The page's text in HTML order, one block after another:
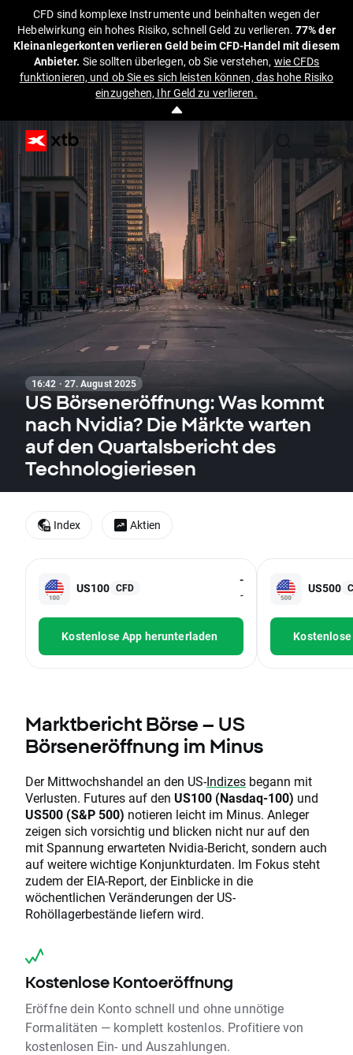
CFD sind komplexe Instrumente und beinhalten wegen der
Hebelwirkung ein hohes Risiko, schnell Geld zu verlieren.77% der
Kleinanlegerkonten verlieren Geld beim CFD-Handel mit diesem
Anbieter. Sie sollten überlegen, ob Sie verstehen, wie CFDs
funktionieren, und ob Sie es sich leisten können, das hohe Risiko
einzugehen, Ihr Geld zu verlieren.
16:42 · 27. August 2025
US Börseneröffnung: Was kommt
nach Nvidia? Die Märkte warten
auf den Quartalsbericht des
Technologieriesen
US100 CFD
-
-
Kostenlose App herunterladen
US500
Marktbericht Börse – US
Börseneröffnung im Minus
Der Mittwochshandel an den US-Indizes begann mit
Verlusten. Futures auf den US100 (Nasdaq-100) und
US500 (S&P 500) notieren leicht im Minus. Anleger
zeigen sich vorsichtig und blicken nicht nur auf den
mit Spannung erwarteten Nvidia-Bericht, sondern auch
auf weitere wichtige Konjunkturdaten. Im Fokus steht
zudem der EIA-Report, der Einblicke in die
wöchentlichen Veränderungen der US-
Rohöllagerbestände liefern wird.
Kostenlose Kontoeröffnung
Eröffne dein Konto schnell und ohne unnötige
Formalitäten — komplett kostenlos. Profitiere von
kostenlosen Ein- und Auszahlungen.
Index Aktien